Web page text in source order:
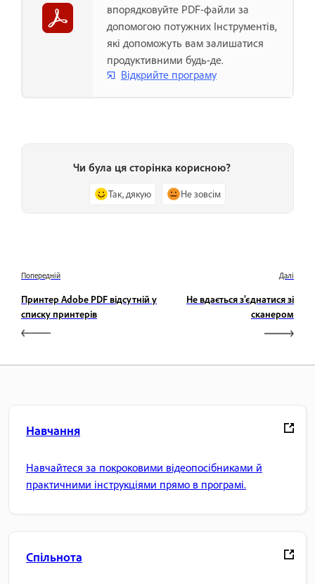
впорядковуйте PDF-файли за
допомогою потужних Інструментів,
які допоможуть вам залишатися
продуктивними будь-де.
Відкрийте програму
Чи була ця сторінка корисною?
Так, дякую Не зовсім
Попередній
Принтер Adobe PDF відсутній у
списку принтерів
Далі
Не вдається з’єднатися зі
сканером
Навчання
Навчайтеся за покроковими відеопосібниками й
практичними інструкціями прямо в програмі.
Спільнота